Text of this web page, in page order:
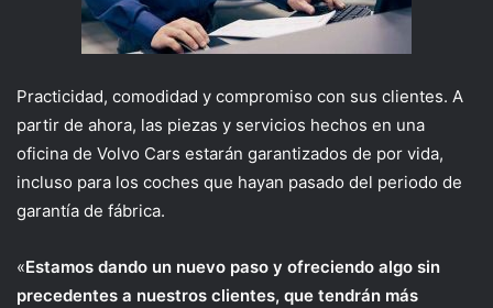
Practicidad, comodidad y compromiso con sus clientes. A
partir de ahora, las piezas y servicios hechos en una
oficina de Volvo Cars estarán garantizados de por vida,
incluso para los coches que hayan pasado del periodo de
garantía de fábrica.
«Estamos dando un nuevo paso y ofreciendo algo sin
precedentes a nuestros clientes, que tendrán más